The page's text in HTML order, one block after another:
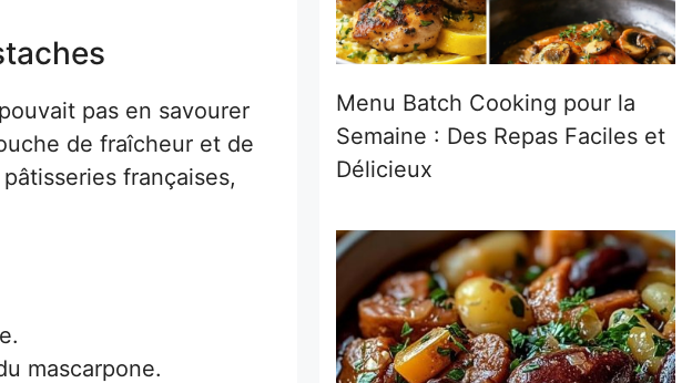
pas en savourer
de fraîcheur et de
françaises,
mascarpone.
Menu Batch Cooking pour la
Semaine : Des Repas Faciles et
Délicieux